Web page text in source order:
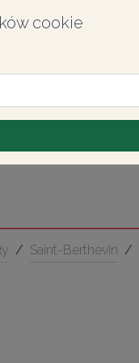
cookie
/ Saint-Berthevin /